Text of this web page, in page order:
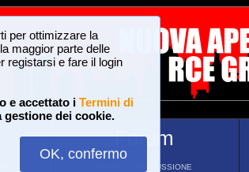
per ottimizzare la
maggior parte delle
registarsi e fare il login
e accettato i Termini di
dei cookie.
OK, confermo
Forum
FORUM DI DISCUSSIONE